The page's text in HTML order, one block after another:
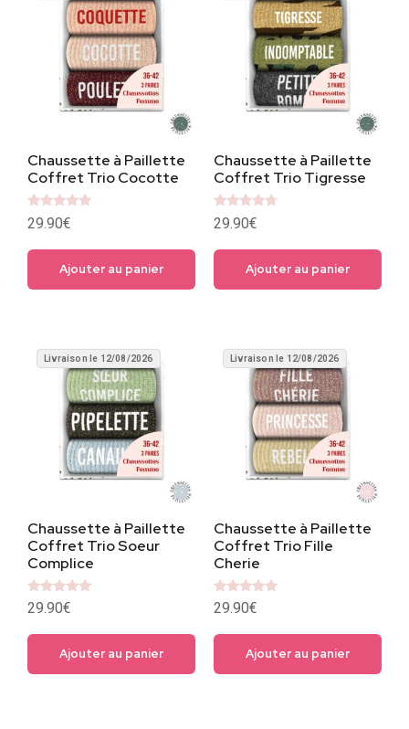
Chaussette à Paillette
Coffret Trio Cocotte
Note
5
29.90€
Ajouter au panier
Chaussette à Paillette
Coffret Trio Tigresse
Note
4.5
29.90€
Ajouter au panier
Chaussette à Paillette
Coffret Trio Soeur
Complice
Note
5
29.90€
Ajouter au panier
Livraison le 12/08/2026
Chaussette à Paillette
Coffret Trio Fille
Cherie
Note
5
29.90€
Ajouter au panier
Livraison le 12/08/2026